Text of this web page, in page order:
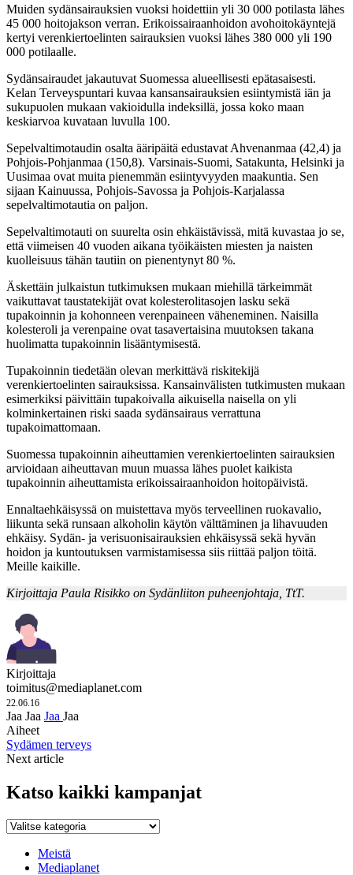
Muiden sydänsairauksien vuoksi hoidettiin yli 30 000 potilasta lähes
45 000 hoitojakson verran. Erikoissairaanhoidon avohoitokäyntejä
kertyi verenkiertoelinten sairauksien vuoksi lähes 380 000 yli 190
000 potilaalle.
Sydänsairaudet jakautuvat Suomessa alueellisesti epätasaisesti.
Kelan Terveyspuntari kuvaa kansansairauksien esiintymistä iän ja
sukupuolen mukaan vakioidulla indeksillä, jossa koko maan
keskiarvoa kuvataan luvulla 100.
Sepelvaltimotaudin osalta ääripäitä edustavat Ahvenanmaa (42,4) ja
Pohjois-Pohjanmaa (150,8). Varsinais-Suomi, Satakunta, Helsinki ja
Uusimaa ovat muita pienemmän esiintyvyyden maakuntia. Sen
sijaan Kainuussa, Pohjois-Savossa ja Pohjois-Karjalassa
sepelvaltimotautia on paljon.
Sepelvaltimotauti on suurelta osin ehkäistävissä, mitä kuvastaa jo se,
että viimeisen 40 vuoden aikana työikäisten miesten ja naisten
kuolleisuus tähän tautiin on pienentynyt 80 %.
Äskettäin julkaistun tutkimuksen mukaan miehillä tärkeimmät
vaikuttavat taustatekijät ovat kolesterolitasojen lasku sekä
tupakoinnin ja kohonneen verenpaineen väheneminen. Naisilla
kolesteroli ja verenpaine ovat tasavertaisina muutoksen takana
huolimatta tupakoinnin lisääntymisestä.
Tupakoinnin tiedetään olevan merkittävä riskitekijä
verenkiertoelinten sairauksissa. Kansainvälisten tutkimusten mukaan
esimerkiksi päivittäin tupakoivalla aikuisella naisella on yli
kolminkertainen riski saada sydänsairaus verrattuna
tupakoimattomaan.
Suomessa tupakoinnin aiheuttamien verenkiertoelinten sairauksien
arvioidaan aiheuttavan muun muassa lähes puolet kaikista
tupakoinnin aiheuttamista erikoissairaanhoidon hoitopäivistä.
Ennaltaehkäisyssä on muistettava myös terveellinen ruokavalio,
liikunta sekä runsaan alkoholin käytön välttäminen ja lihavuuden
ehkäisy. Sydän- ja verisuonisairauksien ehkäisyssä sekä hyvän
hoidon ja kuntoutuksen varmistamisessa siis riittää paljon töitä.
Meille kaikille.
Kirjoittaja Paula Risikko on Sydänliiton puheenjohtaja, TtT.
Kirjoittaja
toimitus@mediaplanet.com
22.06.16
Jaa Jaa Jaa Jaa
Aiheet
Sydämen terveys
Next article
Katso kaikki kampanjat
Katso
kampanjat
Meistä
Mediaplanet